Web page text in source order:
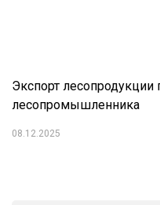
Экспорт лесопродукции
лесопромышленника
08.12.2025